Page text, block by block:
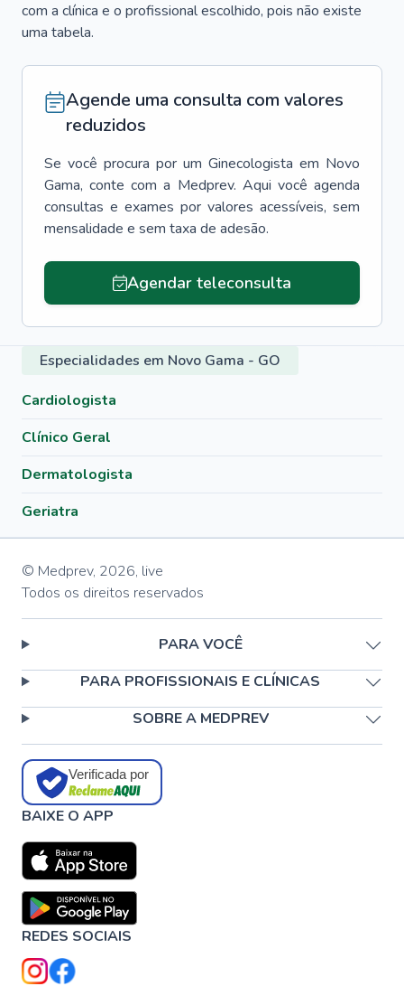
com a clínica e o profissional escolhido, pois não existe
uma tabela.
Agende uma consulta com valores
reduzidos
Se você procura por um Ginecologista em Novo
Gama, conte com a Medprev. Aqui você agenda
consultas e exames por valores acessíveis, sem
mensalidade e sem taxa de adesão.
Agendar teleconsulta
Especialidades em Novo Gama - GO
Cardiologista
Clínico Geral
Dermatologista
Geriatra
© Medprev, 2026, live
Todos os direitos reservados
PARA VOCÊ
PARA PROFISSIONAIS E CLÍNICAS
SOBRE A MEDPREV
Verificada por
BAIXE O APP
REDES SOCIAIS